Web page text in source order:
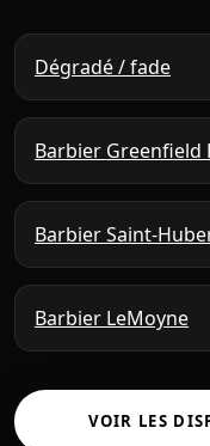
Dégradé / fade
Barbier Greenfield
Barbier Saint-
Barbier LeMoyne
VOIR LES